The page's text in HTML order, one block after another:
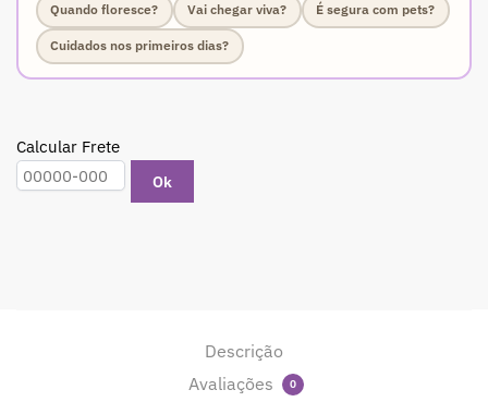
Quando floresce? Vai chegar viva? É segura com pets?
Cuidados nos primeiros dias?
Calcular Frete
Ok
Descrição
Avaliações
0